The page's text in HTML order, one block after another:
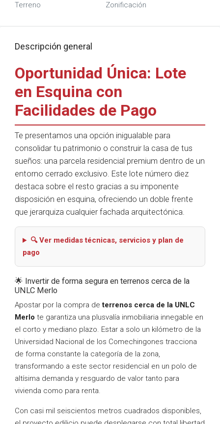
Terreno Zonificación
Descripción general
Oportunidad Única: Lote
en Esquina con
Facilidades de Pago
Te presentamos una opción inigualable para
consolidar tu patrimonio o construir la casa de tus
sueños: una parcela residencial premium dentro de un
entorno cerrado exclusivo. Este lote número diez
destaca sobre el resto gracias a su imponente
disposición en esquina, ofreciendo un doble frente
que jerarquiza cualquier fachada arquitectónica.
🔍 Ver medidas técnicas, servicios y plan de
pago
🌟 Invertir de forma segura en terrenos cerca de la
UNLC Merlo
Apostar por la compra deterrenos cerca de la UNLC
Merlo te garantiza una plusvalía inmobiliaria innegable en
el corto y mediano plazo. Estar a solo un kilómetro de la
Universidad Nacional de los Comechingones tracciona
de forma constante la categoría de la zona,
transformando a este sector residencial en un polo de
altísima demanda y resguardo de valor tanto para
vivienda como para renta.
Con casi mil seiscientos metros cuadrados disponibles,